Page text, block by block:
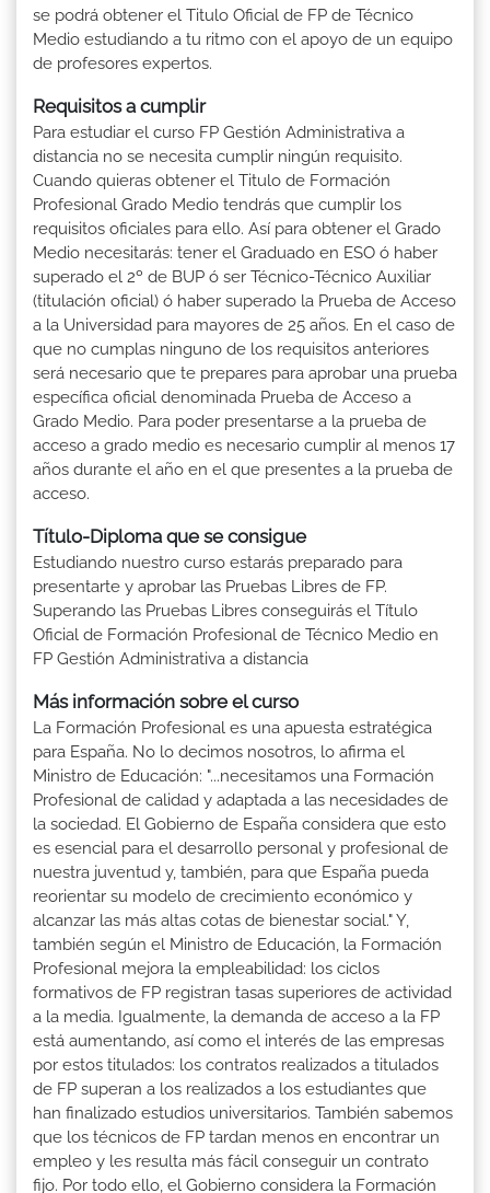
se podrá obtener el Titulo Oficial de FP de Técnico
Medio estudiando a tu ritmo con el apoyo de un equipo
de profesores expertos.
Requisitos a cumplir
Para estudiar el curso FP Gestión Administrativa a
distancia no se necesita cumplir ningún requisito.
Cuando quieras obtener el Titulo de Formación
Profesional Grado Medio tendrás que cumplir los
requisitos oficiales para ello. Así para obtener el Grado
Medio necesitarás: tener el Graduado en ESO ó haber
superado el 2º de BUP ó ser Técnico-Técnico Auxiliar
(titulación oficial) ó haber superado la Prueba de Acceso
a la Universidad para mayores de 25 años. En el caso de
que no cumplas ninguno de los requisitos anteriores
será necesario que te prepares para aprobar una prueba
específica oficial denominada Prueba de Acceso a
Grado Medio. Para poder presentarse a la prueba de
acceso a grado medio es necesario cumplir al menos 17
años durante el año en el que presentes a la prueba de
acceso.
Título-Diploma que se consigue
Estudiando nuestro curso estarás preparado para
presentarte y aprobar las Pruebas Libres de FP.
Superando las Pruebas Libres conseguirás el Título
Oficial de Formación Profesional de Técnico Medio en
FP Gestión Administrativa a distancia
Más información sobre el curso
La Formación Profesional es una apuesta estratégica
para España. No lo decimos nosotros, lo afirma el
Ministro de Educación: "...necesitamos una Formación
Profesional de calidad y adaptada a las necesidades de
la sociedad. El Gobierno de España considera que esto
es esencial para el desarrollo personal y profesional de
nuestra juventud y, también, para que España pueda
reorientar su modelo de crecimiento económico y
alcanzar las más altas cotas de bienestar social." Y,
también según el Ministro de Educación, la Formación
Profesional mejora la empleabilidad: los ciclos
formativos de FP registran tasas superiores de actividad
a la media. Igualmente, la demanda de acceso a la FP
está aumentando, así como el interés de las empresas
por estos titulados: los contratos realizados a titulados
de FP superan a los realizados a los estudiantes que
han finalizado estudios universitarios. También sabemos
que los técnicos de FP tardan menos en encontrar un
empleo y les resulta más fácil conseguir un contrato
fijo. Por todo ello, el Gobierno considera la Formación